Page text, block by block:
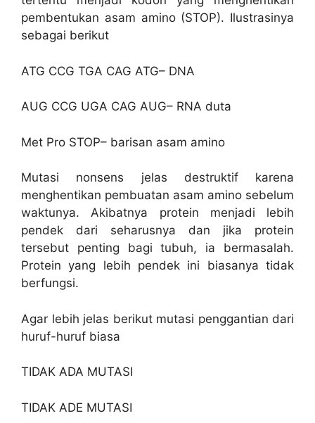
pembentukan asam amino (STOP). Ilustrasinya
sebagai berikut
ATG CCG TGA CAG ATG– DNA
AUG CCG UGA CAG AUG– RNA duta
Met Pro STOP– barisan asam amino
Mutasi nonsens jelas destruktif karena
menghentikan pembuatan asam amino sebelum
waktunya. Akibatnya protein menjadi lebih
pendek dari seharusnya dan jika protein
tersebut penting bagi tubuh, ia bermasalah.
Protein yang lebih pendek ini biasanya tidak
berfungsi.
Agar lebih jelas berikut mutasi penggantian dari
huruf-huruf biasa
TIDAK ADA MUTASI
TIDAK ADE MUTASI